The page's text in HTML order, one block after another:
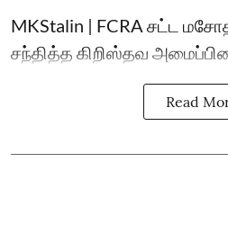
MKStalin | FCRA சட்ட
சந்தித்த கிறிஸ்தவ
Read